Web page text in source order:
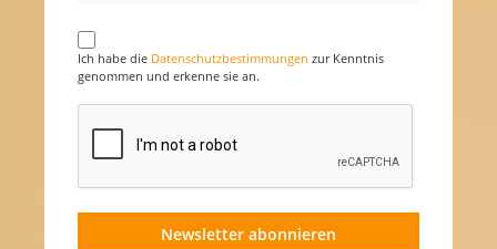
Ich habe die Datenschutzbestimmungen zur Kenntnis
genommen und erkenne sie an.
Newsletter abonnieren